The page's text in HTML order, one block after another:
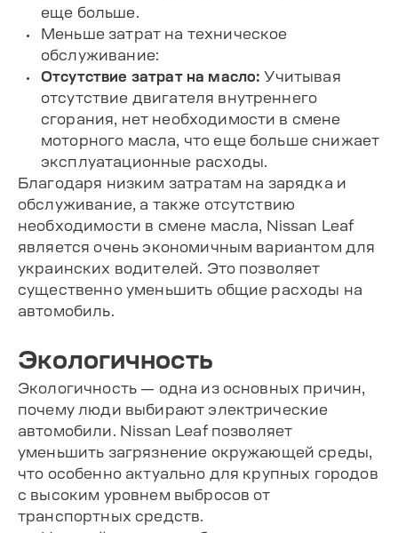
еще больше.
Меньше затрат на техническое
обслуживание:
Отсутствие затрат на масло: Учитывая
отсутствие двигателя внутреннего
сгорания, нет необходимости в смене
моторного масла, что еще больше снижает
эксплуатационные расходы.
Благодаря низким затратам на зарядка и
обслуживание, а также отсутствию
необходимости в смене масла, Nissan Leaf
является очень экономичным вариантом для
украинских водителей. Это позволяет
существенно уменьшить общие расходы на
автомобиль.
Экологичность
Экологичность — одна из основных причин,
почему люди выбирают электрические
автомобили. Nissan Leaf позволяет
уменьшить загрязнение окружающей среды,
что особенно актуально для крупных городов
с высоким уровнем выбросов от
транспортных средств.